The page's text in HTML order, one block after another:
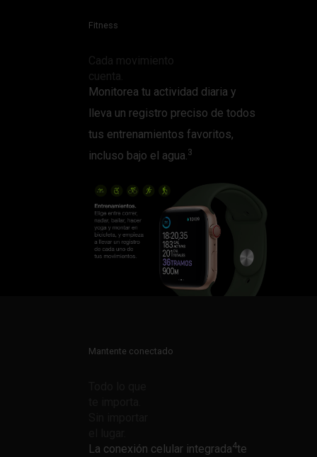
Fitness
Cada movimiento
cuenta.
Monitorea tu actividad diaria y
lleva un registro preciso de todos
tus entrenamientos favoritos,
incluso bajo el agua.3
Mantente conectado
La conexión celular integrada4te